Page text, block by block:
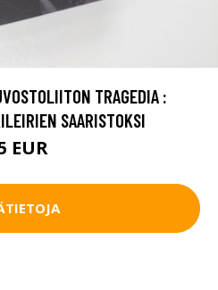
TRAGEDIA :
SAARISTOKSI
EUR